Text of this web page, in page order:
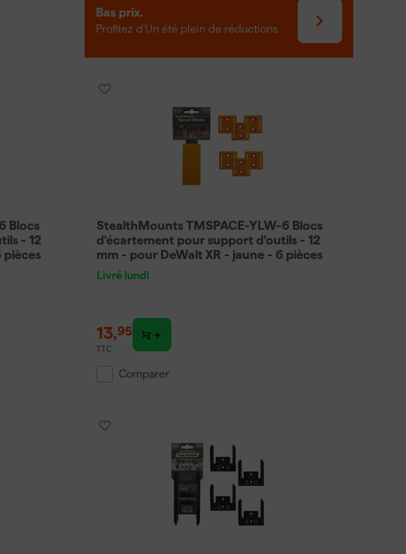
Bas prix.
Profitez d’Un été plein de réductions
Blocs
- 12
pièces
StealthMounts TMSPACE-YLW-6 Blocs
d'écartement pour support d'outils - 12
mm - pour DeWalt XR - jaune - 6 pièces
Livré lundi
13,95
TTC
Comparer